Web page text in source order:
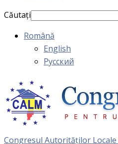
Căutați
Română
English
Русский
Congresul Autorităţilor